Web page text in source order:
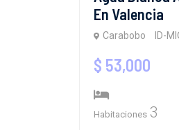
En Valencia
Carabobo ID-
$ 53,000
Habitaciones 3